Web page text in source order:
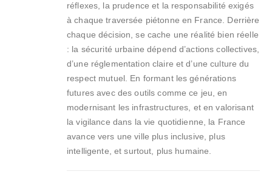
réflexes, la prudence et la responsabilité exigés
à chaque traversée piétonne en France. Derrière
chaque décision, se cache une réalité bien réelle
: la sécurité urbaine dépend d’actions collectives,
d’une réglementation claire et d’une culture du
respect mutuel. En formant les générations
futures avec des outils comme ce jeu, en
modernisant les infrastructures, et en valorisant
la vigilance dans la vie quotidienne, la France
avance vers une ville plus inclusive, plus
intelligente, et surtout, plus humaine.